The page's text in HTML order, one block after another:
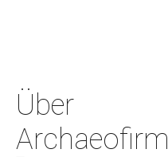
Über
Archaeofirm